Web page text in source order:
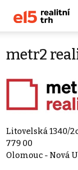
metr2
Litovelská 1340/
779 00
Olomouc - Nová